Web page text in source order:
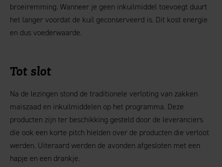
broeiremming. Wanneer je geen inkuilmiddel toevoegt duurt
het langer voordat de kuil geconserveerd is. Dit kost energie
en dus voederwaarde.
Tot slot
Na de lezingen stond de traditionele verloting van zakken
maiszaad en inkuilmiddelen op het programma. Deze
producten zijn ter beschikking gesteld door de leveranciers
die ook een korte pitch hielden over de producten die verloot
werden. Uiteraard werden de avonden afgesloten met een
hapje en een drankje.